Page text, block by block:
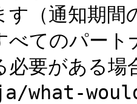
す（通知期
べてのパー
必要がある
what-